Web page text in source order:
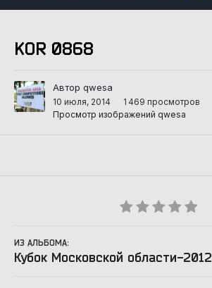
KOR 0868
Автор qwesa
10 июля, 2014
1 469 просмотров
Просмотр изображений qwesa
ИЗ АЛЬБОМА:
Кубок Московской области-2012